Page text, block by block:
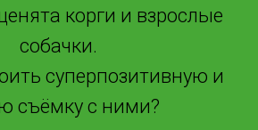
корги и взрослые
собачки.
суперпозитивную и
съёмку с ними?